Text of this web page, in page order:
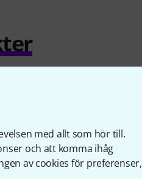
med allt som hör till.
och att komma ihåg
av cookies för preferenser,